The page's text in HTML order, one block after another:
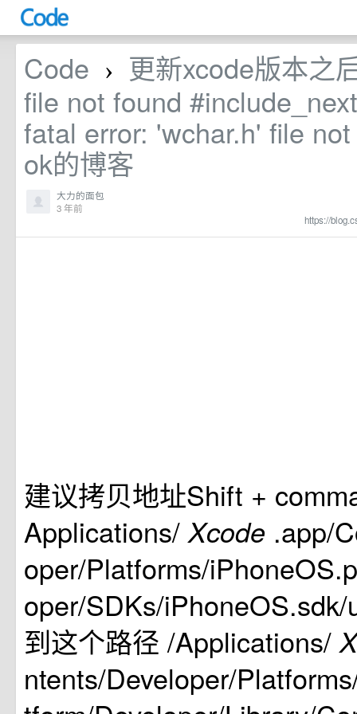
Code › 更新xcode版本之
file not found
fatal error: 'wchar.h' file
ok的博客
https://
大力的面包
3 年前
建议拷贝地址Shift +
Applications/Xcode .app/
oper/Platforms/
oper/SDKs/
到这个路径 /Applications/
ntents/Developer/